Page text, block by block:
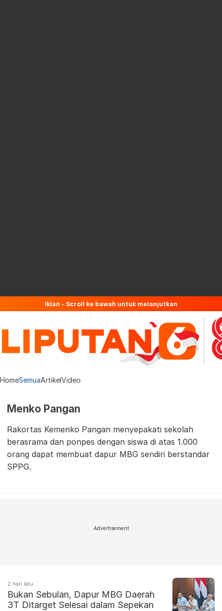
Iklan - Scroll ke bawah untuk melanjutkan
HomeSemuaArtikelVideo
Menko Pangan
Rakortas Kemenko Pangan menyepakati sekolah
berasrama dan ponpes dengan siswa di atas 1.000
orang dapat membuat dapur MBG sendiri berstandar
SPPG.
Advertisement
2 hari lalu
Bukan Sebulan, Dapur MBG Daerah
3T Ditarget Selesai dalam Sepekan